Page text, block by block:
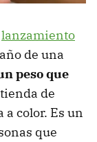
lanzamiento
de una
peso que
de
color. Es un
que